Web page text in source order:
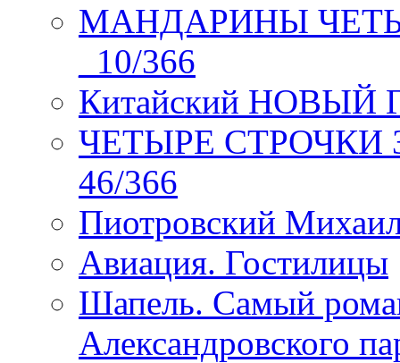
МАНДАРИНЫ
_10/366
Китайский НОВЫЙ
ЧЕТЫРЕ СТРОЧКИ
46/366
Пиотровский
Авиация. Гостилицы
Шапель. Самый
Александровского